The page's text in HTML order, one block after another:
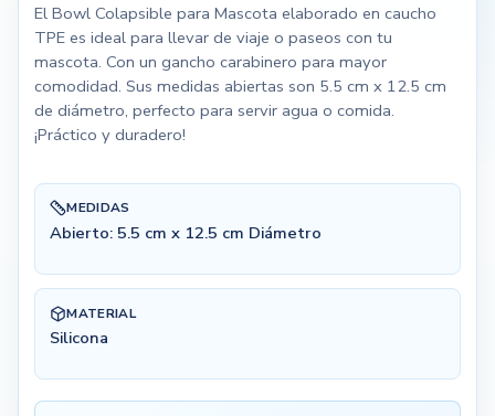
El Bowl Colapsible para Mascota elaborado en caucho
TPE es ideal para llevar de viaje o paseos con tu
mascota. Con un gancho carabinero para mayor
comodidad. Sus medidas abiertas son 5.5 cm x 12.5 cm
de diámetro, perfecto para servir agua o comida.
¡Práctico y duradero!
MEDIDAS
Abierto: 5.5 cm x 12.5 cm Diámetro
MATERIAL
Silicona